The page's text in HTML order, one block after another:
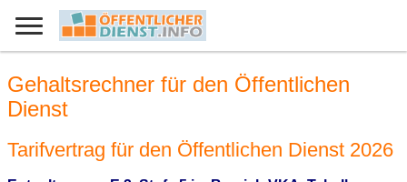
Gehaltsrechner für den Öffentlichen
Dienst
Tarifvertrag für den Öffentlichen Dienst 2026